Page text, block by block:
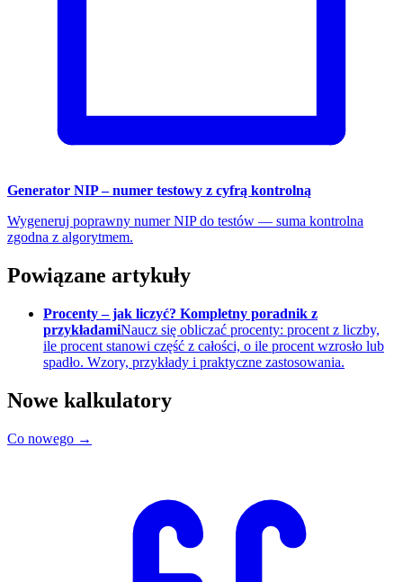
Generator NIP – numer testowy z cyfrą kontrolną
Wygeneruj poprawny numer NIP do testów — suma kontrolna
zgodna z algorytmem.
Powiązane artykuły
Procenty – jak liczyć? Kompletny poradnik z
przykładamiNaucz się obliczać procenty: procent z liczby,
ile procent stanowi część z całości, o ile procent wzrosło lub
spadło. Wzory, przykłady i praktyczne zastosowania.
Nowe kalkulatory
Co nowego →